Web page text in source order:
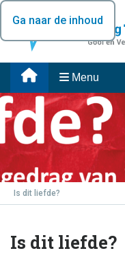
Ga naar de inhoud
Menu
Is dit liefde?
Is dit liefde?